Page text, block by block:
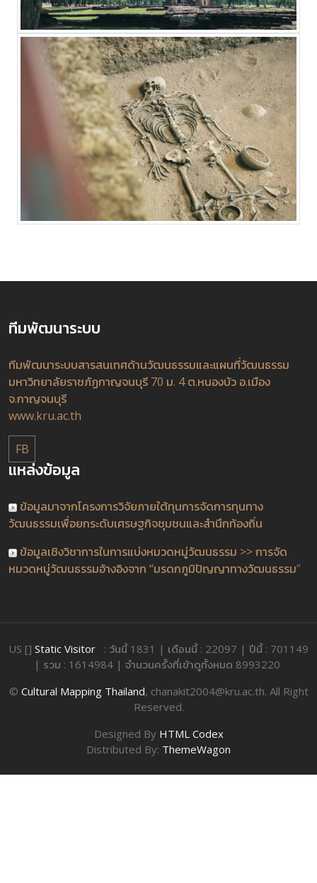
ทีมพัฒนาระบบ
ทีมพัฒนาระบบสารสนเทศด้านวัฒนธรรมและแผนที่วัฒนธรรม
มหาวิทยาลัยราชภัฏกาญจนบุรี 70 ม. 4 ต.หนองบัว อ.เมือง
จ.กาญจนบุรี
www.kru.ac.th
FB
แหล่งข้อมูล
ข้อมูลมาจากโครงการวิจัยภายใต้ทุนการจัดการทุนทาง
วัฒนธรรมเพื่อยกระดับเศรษฐกิจชุมชนและสำนึกท้องถิ่น
ข้อมูลเชิงวิชาการในการแบ่งหมวดหมู่วัฒนธรรม >> การจัด
หมวดหมู่วัฒนธรรมอ้างอิงจาก “มรดกภูมิปัญญาทางวัฒนธรรม”
US [] Static Visitor : วันนี้ 1831 | เดือนนี้ : 22097 | ปีนี้ : 701149
| รวม : 1614984 | จำนวนครั้งที่เข้าดูทั้งหมด 8993220
© Cultural Mapping Thailand, chanakit2004@kru.ac.th. All Right
Reserved.
Designed By HTML Codex
Distributed By: ThemeWagon